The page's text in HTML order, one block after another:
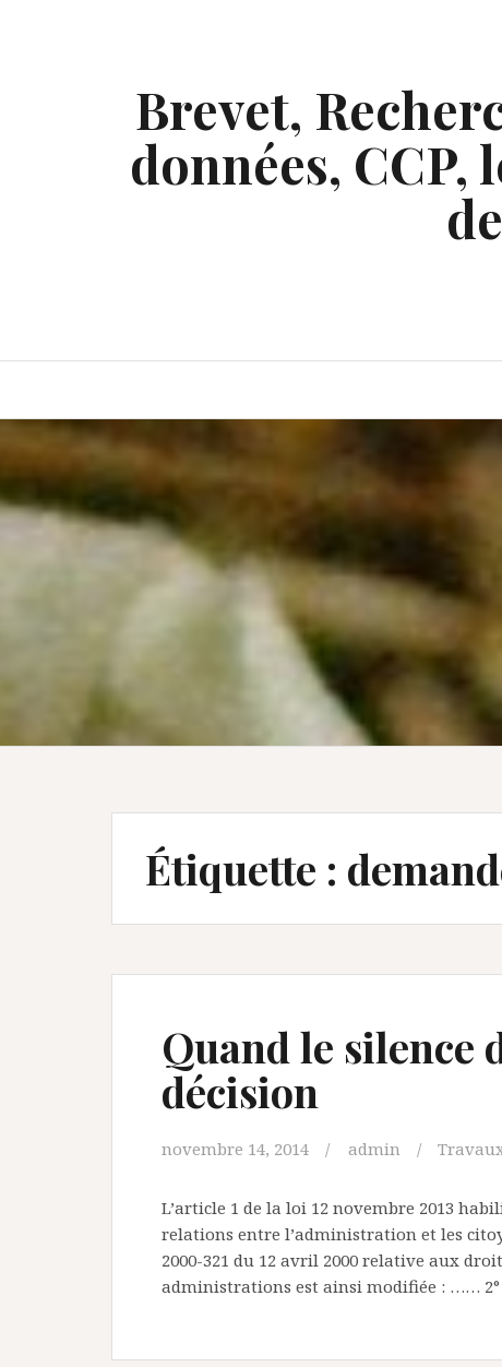
Brevet,
données, CCP,
Étiquette :
Quand le silence
décision
novembre 14, 2014 admin
L’article 1 de la loi 12 novembre 2013
relations entre l’administration et les
2000-321 du 12 avril 2000 relative aux
administrations est ainsi modifiée : ……